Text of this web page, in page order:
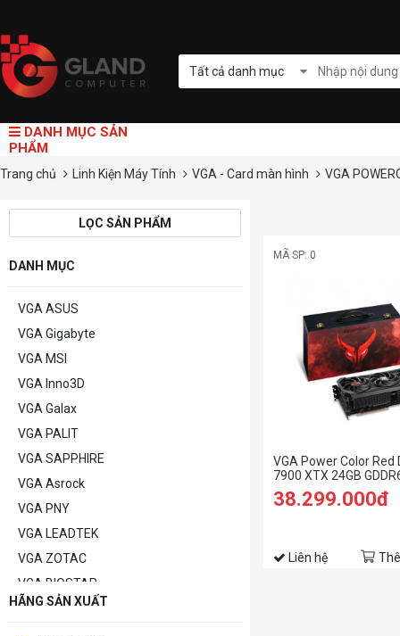
Tất cả danh mục
DANH MỤC SẢN
PHẨM
Trang chủ Linh Kiện Máy Tính VGA - Card màn hình VGA
LỌC SẢN PHẨM
DANH MỤC
VGA ASUS
VGA Gigabyte
VGA MSI
VGA Inno3D
VGA Galax
VGA PALIT
VGA SAPPHIRE
VGA Asrock
VGA PNY
VGA LEADTEK
VGA ZOTAC
VGA BIOSTAR
VGA POWERCOLOR
HÃNG SẢN XUẤT
MÃ SP: 0
VGA Power Color Red
7900 XTX 24GB
Edition
38.299.000đ
Liên hệ